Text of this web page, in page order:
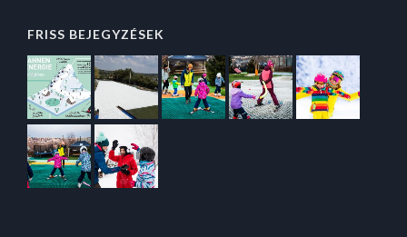
FRISS BEJEGYZÉSEK